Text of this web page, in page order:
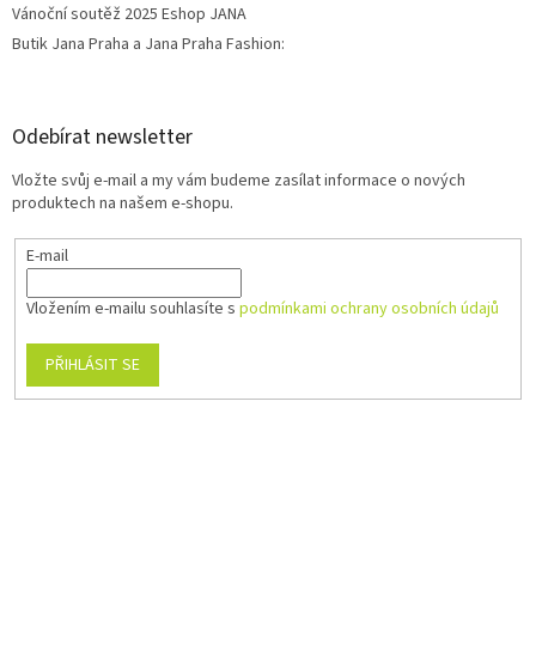
Vánoční soutěž 2025 Eshop JANA
Butik Jana Praha a Jana Praha Fashion:
Odebírat newsletter
Vložte svůj e-mail a my vám budeme zasílat informace o nových
produktech na našem e-shopu.
E-mail
Vložením e-mailu souhlasíte s podmínkami ochrany osobních údajů
PŘIHLÁSIT SE